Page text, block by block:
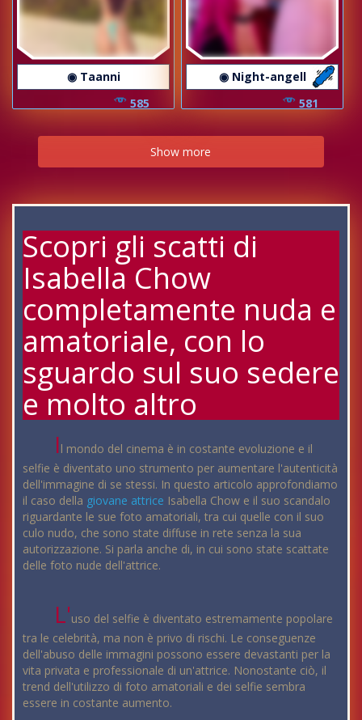
◉ Taanni
585
◉ Night-angell
581
Show more
Scopri gli scatti di
Isabella Chow
completamente nuda e
amatoriale, con lo
sguardo sul suo sedere
e molto altro
Il mondo del cinema è in costante evoluzione e il
selfie è diventato uno strumento per aumentare l'autenticità
dell'immagine di se stessi. In questo articolo approfondiamo
il caso della giovane attrice Isabella Chow e il suo scandalo
riguardante le sue foto amatoriali, tra cui quelle con il suo
culo nudo, che sono state diffuse in rete senza la sua
autorizzazione. Si parla anche di, in cui sono state scattate
delle foto nude dell'attrice.
L'uso del selfie è diventato estremamente popolare
tra le celebrità, ma non è privo di rischi. Le conseguenze
dell'abuso delle immagini possono essere devastanti per la
vita privata e professionale di un'attrice. Nonostante ciò, il
trend dell'utilizzo di foto amatoriali e dei selfie sembra
essere in costante aumento.